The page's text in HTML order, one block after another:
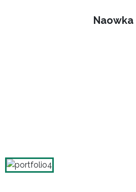
Naowka